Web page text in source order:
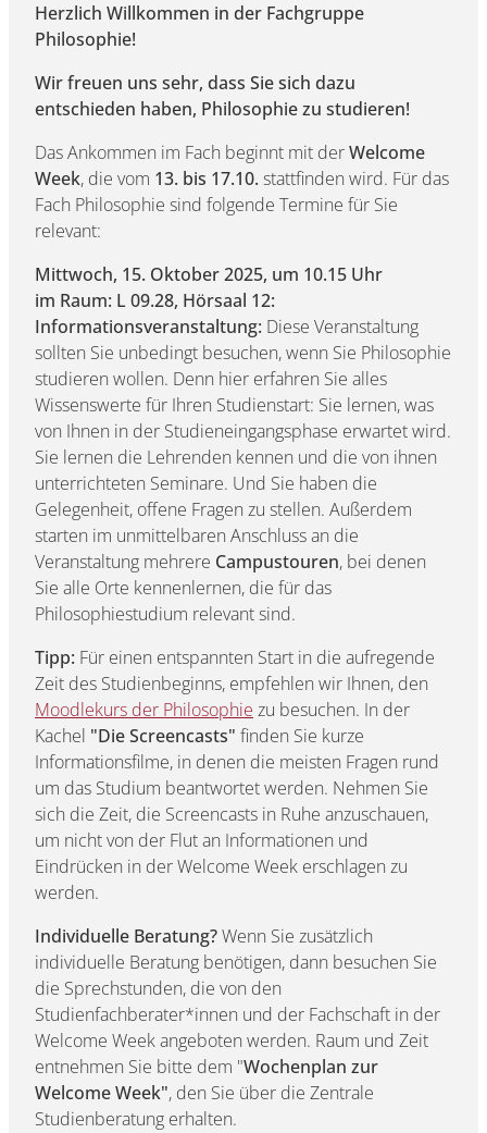
Herzlich Willkommen in der Fachgruppe
Philosophie!
Wir freuen uns sehr, dass Sie sich dazu
entschieden haben, Philosophie zu studieren!
Das Ankommen im Fach beginnt mit derWelcome
Week, die vom 13. bis 17.10. stattfinden wird. Für das
Fach Philosophie sind folgende Termine für Sie
relevant:
Mittwoch, 15. Oktober 2025, um 10.15 Uhr
im Raum: L 09.28, Hörsaal 12:
Informationsveranstaltung: Diese Veranstaltung
sollten Sie unbedingt besuchen, wenn Sie Philosophie
studieren wollen. Denn hier erfahren Sie alles
Wissenswerte für Ihren Studienstart: Sie lernen, was
von Ihnen in der Studieneingangsphase erwartet wird.
Sie lernen die Lehrenden kennen und die von ihnen
unterrichteten Seminare. Und Sie haben die
Gelegenheit, offene Fragen zu stellen. Außerdem
starten im unmittelbaren Anschluss an die
Veranstaltung mehrere Campustouren, bei denen
Sie alle Orte kennenlernen, die für das
Philosophiestudium relevant sind.
Tipp: Für einen entspannten Start in die aufregende
Zeit des Studienbeginns, empfehlen wir Ihnen, den
Moodlekurs der Philosophie zu besuchen. In der
Kachel "Die Screencasts" finden Sie kurze
Informationsfilme, in denen die meisten Fragen rund
um das Studium beantwortet werden. Nehmen Sie
sich die Zeit, die Screencasts in Ruhe anzuschauen,
um nicht von der Flut an Informationen und
Eindrücken in der Welcome Week erschlagen zu
werden.
Individuelle Beratung?Wenn Sie zusätzlich
individuelle Beratung benötigen, dann besuchen Sie
die Sprechstunden, die von den
Studienfachberater*innen und der Fachschaft in der
Welcome Week angeboten werden. Raum und Zeit
entnehmen Sie bitte dem "Wochenplan zur
Welcome Week", den Sie über die Zentrale
Studienberatung erhalten.